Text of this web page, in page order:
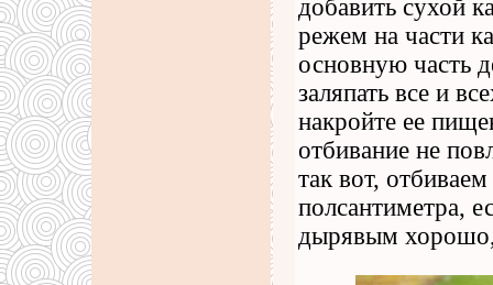
добавить сухой
режем на части
основную часть
заляпать все и
накройте ее
отбивание не
так вот,
полсантиметра,
дырявым хорошо,